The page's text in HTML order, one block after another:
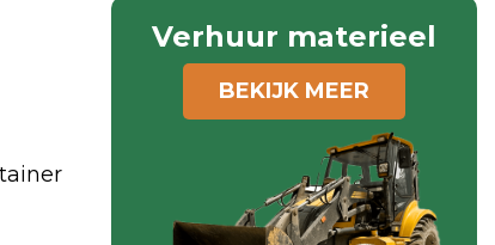
Verhuur materieel
BEKIJK MEER